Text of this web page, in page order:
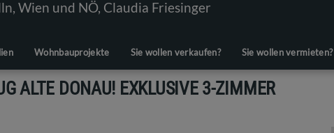
Wohnbauprojekte Sie wollen verkaufen? Sie wollen vermieten?
ALTE DONAU! EXKLUSIVE 3-ZIMMER